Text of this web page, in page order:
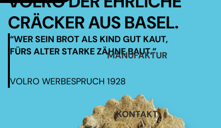
MANUFAKTUR
KONTAKT
CRÄCKER AUS BASEL.
“WER SEIN BROT ALS KIND GUT KAUT,
FÜRS ALTER STARKE ZÄHNE BAUT.”
VOLRO WERBESPRUCH 1928